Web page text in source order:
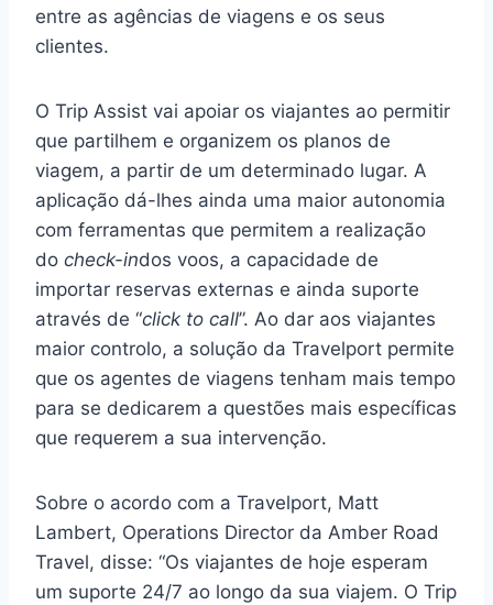
entre as agências de viagens e os seus
clientes.
O Trip Assist vai apoiar os viajantes ao permitir
que partilhem e organizem os planos de
viagem, a partir de um determinado lugar. A
aplicação dá-lhes ainda uma maior autonomia
com ferramentas que permitem a realização
do check-indos voos, a capacidade de
importar reservas externas e ainda suporte
através de “click to call”. Ao dar aos viajantes
maior controlo, a solução da Travelport permite
que os agentes de viagens tenham mais tempo
para se dedicarem a questões mais específicas
que requerem a sua intervenção.
Sobre o acordo com a Travelport, Matt
Lambert, Operations Director da Amber Road
Travel, disse: “Os viajantes de hoje esperam
um suporte 24/7 ao longo da sua viajem. O Trip